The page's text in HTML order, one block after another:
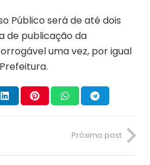
Público será de até dois
de publicação da
uma vez, por igual
Próximo post